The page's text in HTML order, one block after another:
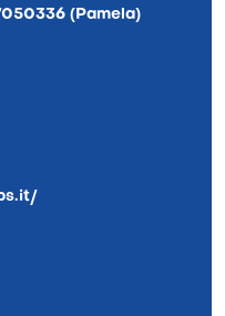
(Pamela)